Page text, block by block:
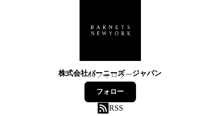
株式会社バーニーズ ジャパン
30フォロワー
フォロー
RSS